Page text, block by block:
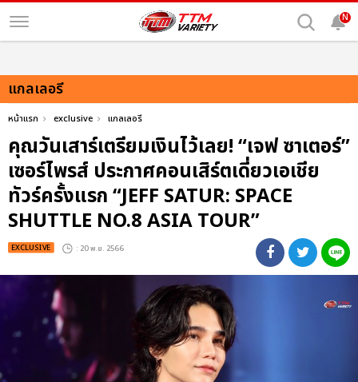
N
แกลเลอรี
หน้าแรก exclusive แกลเลอรี
คุณวันเสาร์เตรียมเงินไว้เลย! “เจฟ ซาเตอร์”
เซอร์ไพรส์ ประกาศคอนเสิร์ตเดี่ยวเอเชีย
ทัวร์ครั้งแรก “JEFF SATUR: SPACE
SHUTTLE NO.8 ASIA TOUR”
EXCLUSIVE : 20 พ.ย. 2566